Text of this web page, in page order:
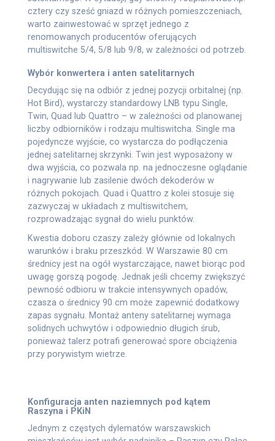
cztery czy sześć gniazd w różnych pomieszczeniach,
warto zainwestować w sprzęt jednego z
renomowanych producentów oferujących
multiswitche 5/4, 5/8 lub 9/8, w zależności od potrzeb.
Wybór konwertera i anten satelitarnych
Decydując się na odbiór z jednej pozycji orbitalnej (np.
Hot Bird), wystarczy standardowy LNB typu Single,
Twin, Quad lub Quattro – w zależności od planowanej
liczby odbiorników i rodzaju multiswitcha. Single ma
pojedyncze wyjście, co wystarcza do podłączenia
jednej satelitarnej skrzynki. Twin jest wyposażony w
dwa wyjścia, co pozwala np. na jednoczesne oglądanie
i nagrywanie lub zasilenie dwóch dekoderów w
różnych pokojach. Quad i Quattro z kolei stosuje się
zazwyczaj w układach z multiswitchem,
rozprowadzając sygnał do wielu punktów.
Kwestia doboru czaszy zależy głównie od lokalnych
warunków i braku przeszkód. W Warszawie 80 cm
średnicy jest na ogół wystarczające, nawet biorąc pod
uwagę gorszą pogodę. Jednak jeśli chcemy zwiększyć
pewność odbioru w trakcie intensywnych opadów,
czasza o średnicy 90 cm może zapewnić dodatkowy
zapas sygnału. Montaż anteny satelitarnej wymaga
solidnych uchwytów i odpowiednio długich śrub,
ponieważ talerz potrafi generować spore obciążenia
przy porywistym wietrze.
Konfiguracja anten naziemnych pod kątem
Raszyna i PKiN
Jednym z częstych dylematów warszawskich